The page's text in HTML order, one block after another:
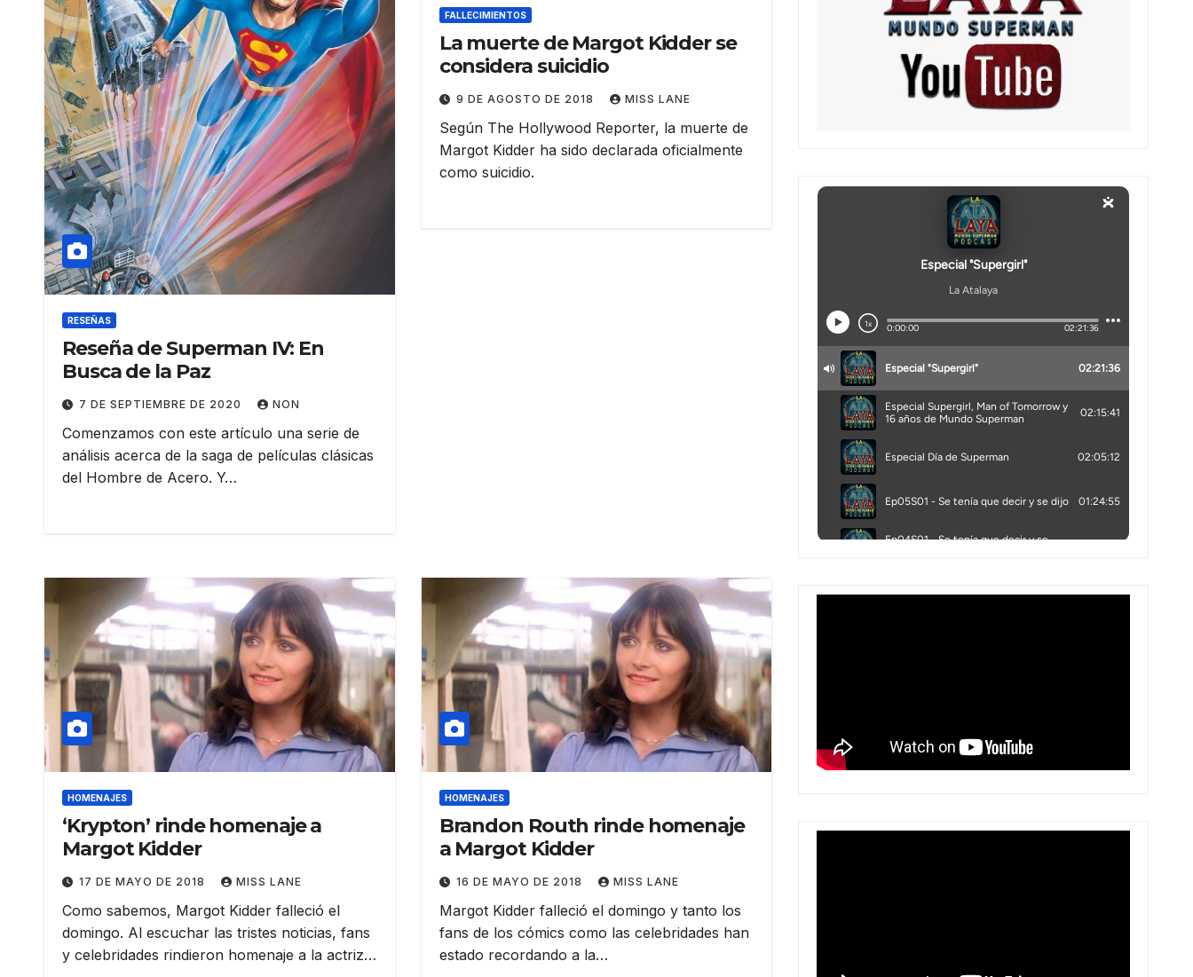
RESEÑAS
Reseña de Superman IV: En
Busca de la Paz
7 DE SEPTIEMBRE DE 2020 NON
Comenzamos con este artículo una serie de
análisis acerca de la saga de películas clásicas
del Hombre de Acero. Y…
FALLECIMIENTOS
La muerte de Margot Kidder se
considera suicidio
9 DE AGOSTO DE 2018 MISS LANE
Según The Hollywood Reporter, la muerte de
Margot Kidder ha sido declarada oficialmente
como suicidio.
HOMENAJES
‘Krypton’ rinde homenaje a
Margot Kidder
17 DE MAYO DE 2018 MISS LANE
Como sabemos, Margot Kidder falleció el
domingo. Al escuchar las tristes noticias, fans
y celebridades rindieron homenaje a la actriz…
HOMENAJES
Brandon Routh rinde homenaje
a Margot Kidder
16 DE MAYO DE 2018 MISS LANE
Margot Kidder falleció el domingo y tanto los
fans de los cómics como las celebridades han
estado recordando a la…